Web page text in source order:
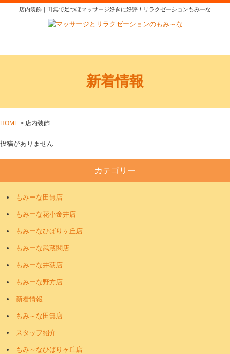
店内装飾｜田無で足つぼマッサージ好きに好評！リラクゼーションもみーな
新着情報
HOME > 店内装飾
投稿がありません
カテゴリー
もみーな田無店
もみーな花小金井店
もみーなひばりヶ丘店
もみーな武蔵関店
もみーな井荻店
もみーな野方店
新着情報
もみ～な田無店
スタッフ紹介
もみ～なひばりヶ丘店